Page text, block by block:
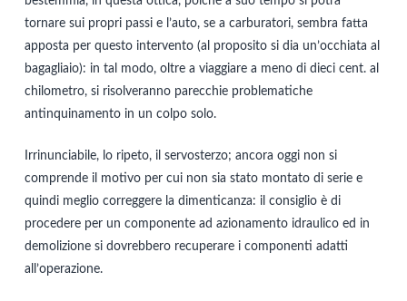
tornare sui propri passi e l’auto, se a carburatori, sembra fatta
apposta per questo intervento (al proposito si dia un’occhiata al
bagagliaio): in tal modo, oltre a viaggiare a meno di dieci cent. al
chilometro, si risolveranno parecchie problematiche
antinquinamento in un colpo solo.
Irrinunciabile, lo ripeto, il servosterzo; ancora oggi non si
comprende il motivo per cui non sia stato montato di serie e
quindi meglio correggere la dimenticanza: il consiglio è di
procedere per un componente ad azionamento idraulico ed in
demolizione si dovrebbero recuperare i componenti adatti
all’operazione.